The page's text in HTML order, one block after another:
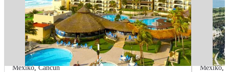
Mexiko,Cancún Mexiko,